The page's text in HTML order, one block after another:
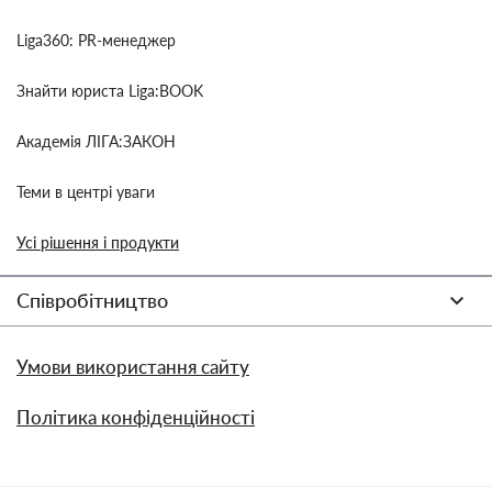
Liga360: PR-менеджер
Знайти юриста Liga:BOOK
Академія ЛІГА:ЗАКОН
Теми в центрі уваги
Усі рішення і продукти
Співробітництво
Умови використання сайту
Політика конфіденційності